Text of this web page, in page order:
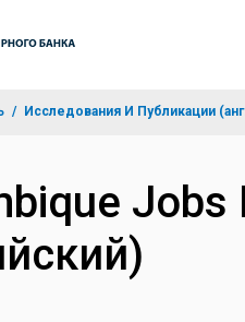
Исследования И Публикации